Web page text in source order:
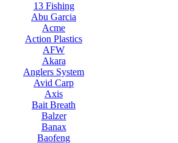
13 Fishing
Abu Garcia
Acme
Action Plastics
AFW
Akara
Anglers System
Avid Carp
Axis
Bait Breath
Balzer
Banax
Baofeng